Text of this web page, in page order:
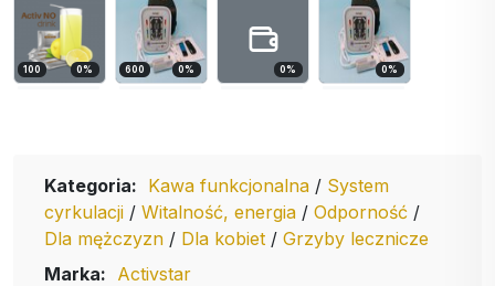
100 0% 600 0% 0% 0%
Kategoria: Kawa funkcjonalna / System
cyrkulacji / Witalność, energia / Odporność /
Dla mężczyzn / Dla kobiet / Grzyby lecznicze
Marka: Activstar